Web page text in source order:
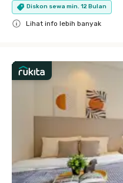
Diskon sewa min. 12 Bulan
Lihat info lebih banyak